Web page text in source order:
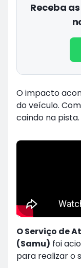
Receba as
O impacto
do veículo.
caindo na pista.
O Serviço de
(Samu) foi
para realizar o